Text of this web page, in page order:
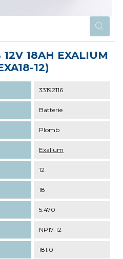
18AH EXALIUM
12)
33192116
Batterie
Plomb
Exalium
12
18
5.470
NP17-12
181.0